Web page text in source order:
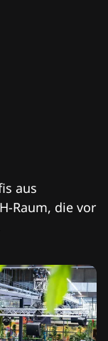
aus
Raum, die vor